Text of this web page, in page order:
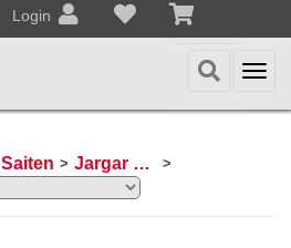
Login
Saiten > Jargar Saiten >